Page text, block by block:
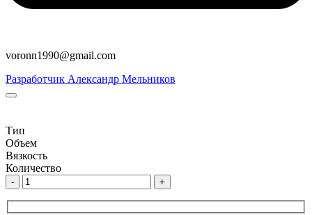
voronn1990@gmail.com
Разработчик Александр Мельников
Тип
Объем
Вязкость
Количество
- +